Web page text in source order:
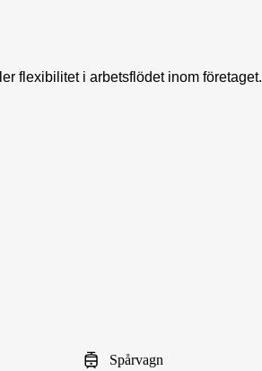
flexibilitet i arbetsflödet inom företaget.
Spårvagn